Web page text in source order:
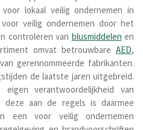
lokaal veilig ondernemen in
veilig ondernemen door het
controleren van blusmiddelen en
omvat betrouwbare AED,
gerennommeerde fabrikanten.
de laatste jaren uitgebreid.
verantwoordelijkheid van
deze aan de regels is daarmee
een voor veilig ondernemen